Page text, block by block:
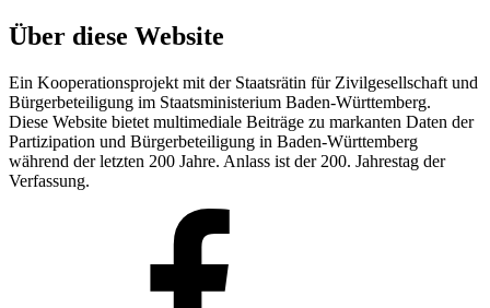
Über diese Website
Ein Kooperationsprojekt mit der Staatsrätin für Zivilgesellschaft und
Bürgerbeteiligung im Staatsministerium Baden-Württemberg.
Diese Website bietet multimediale Beiträge zu markanten Daten der
Partizipation und Bürgerbeteiligung in Baden-Württemberg
während der letzten 200 Jahre. Anlass ist der 200. Jahrestag der
Verfassung.